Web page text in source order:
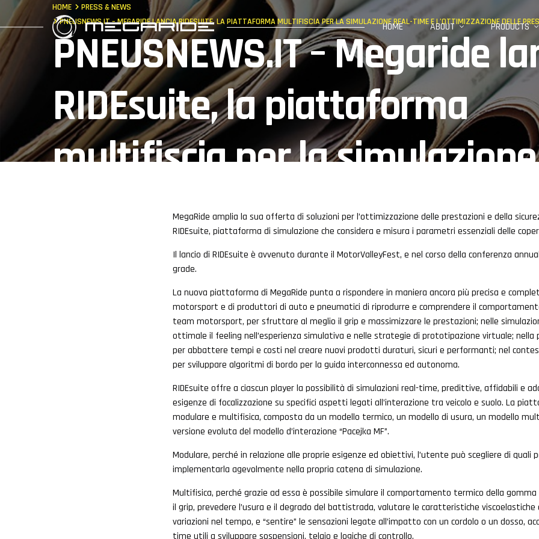
HOME ABOUT PRODUCTS
HOME
PRESS & NEWS
PNEUSNEWS.IT – MEGARIDE LANCIA RIDESUITE, LA PIATTAFORMA MULTIFISCIA PER LA SIMULAZIONE REAL-TIME E L’OTTIMIZZAZIONE DELLE
PNEUSNEWS.IT – Megaride
RIDEsuite, la piattaforma
multifiscia per la
time e l’ottimizzazione delle
prestazioni dei pneumatici
MegaRide amplia la sua offerta di soluzioni per l’ottimizzazione delle prestazioni e della
RIDEsuite, piattaforma di simulazione che considera e misura i parametri essenziali delle
Il lancio di RIDEsuite è avvenuto durante il MotorValleyFest, e nel corso della conferenza
grade.
La nuova piattaforma di MegaRide punta a rispondere in maniera ancora più precisa e
motorsport e di produttori di auto e pneumatici di riprodurre e comprendere il
team motorsport, per sfruttare al meglio il grip e massimizzare le prestazioni; nelle
ottimale il feeling nell’esperienza simulativa e nelle strategie di prototipazione virtuale; nella
per abbattere tempi e costi nel creare nuovi prodotti duraturi, sicuri e performanti; nel
per sviluppare algoritmi di bordo per la guida interconnessa ed autonoma.
RIDEsuite offre a ciascun player la possibilità di simulazioni real-time, predittive, affidabili e
esigenze di focalizzazione su specifici aspetti legati all’interazione tra veicolo e suolo. La
modulare e multifisica, composta da un modello termico, un modello di usura, un modello
versione evoluta del modello d’interazione “Pacejka MF”.
Modulare, perché in relazione alle proprie esigenze ed obiettivi, l’utente può scegliere di quali
implementarla agevolmente nella propria catena di simulazione.
Multifisica, perché grazie ad essa è possibile simulare il comportamento termico della gomma
il grip, prevedere l’usura e il degrado del battistrada, valutare le caratteristiche viscoelastiche
variazioni nel tempo, e “sentire” le sensazioni legate all’impatto con un cordolo o un dosso,
time utili a sviluppare sospensioni, telaio e logiche di controllo.